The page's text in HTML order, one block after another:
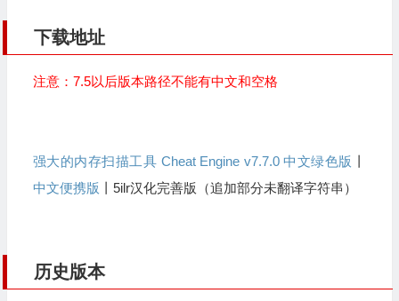
下载地址
注意：7.5以后版本路径不能有中文和空格
强大的内存扫描工具 Cheat Engine v7.7.0 中文绿色版
中文便携版 丨5ilr汉化完善版（追加部分未翻译字符串）
历史版本